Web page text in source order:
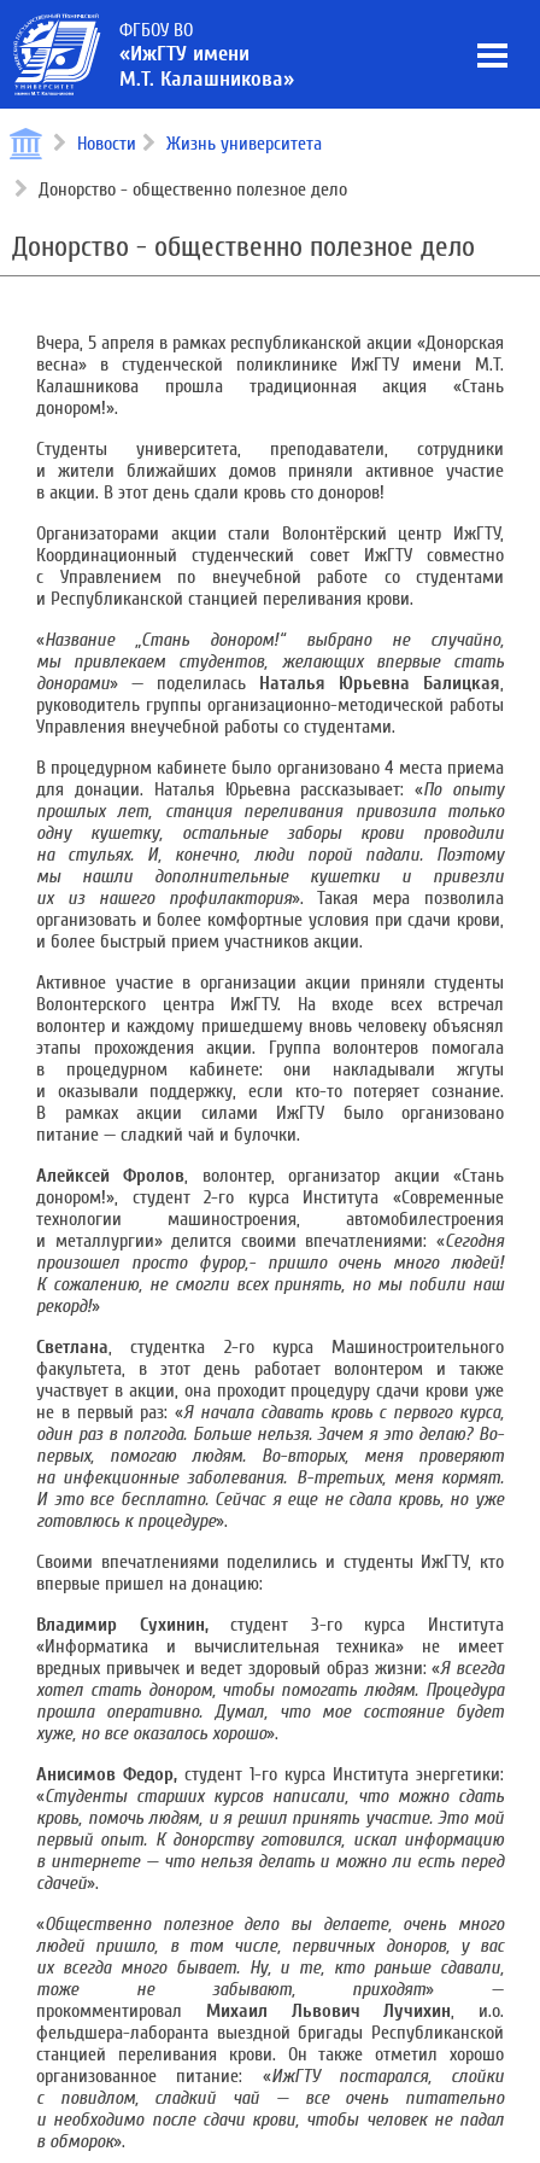
ФГБОУ ВО
«ИжГТУ имени
М.Т. Калашникова»
Новости Жизнь университета
Донорство - общественно полезное дело
Донорство - общественно полезное дело
Вчера, 5 апреля в рамках республиканской акции «Донорская
весна» в студенческой поликлинике ИжГТУ имени М.Т.
Калашникова прошла традиционная акция «Стань
донором!».
Студенты университета, преподаватели, сотрудники
и жители ближайших домов приняли активное участие
в акции. В этот день сдали кровь сто доноров!
Организаторами акции стали Волонтёрский центр ИжГТУ,
Координационный студенческий совет ИжГТУ совместно
с Управлением по внеучебной работе со студентами
и Республиканской станцией переливания крови.
«Название „Стань донором!“ выбрано не случайно,
мы привлекаем студентов, желающих впервые стать
донорами» — поделилась Наталья Юрьевна Балицкая,
руководитель группы организационно-методической работы
Управления внеучебной работы со студентами.
В процедурном кабинете было организовано 4 места приема
для донации. Наталья Юрьевна рассказывает: «По опыту
прошлых лет, станция переливания привозила только
одну кушетку, остальные заборы крови проводили
на стульях. И, конечно, люди порой падали. Поэтому
мы нашли дополнительные кушетки и привезли
их из нашего профилактория». Такая мера позволила
организовать и более комфортные условия при сдачи крови,
и более быстрый прием участников акции.
Активное участие в организации акции приняли студенты
Волонтерского центра ИжГТУ. На входе всех встречал
волонтер и каждому пришедшему вновь человеку объяснял
этапы прохождения акции. Группа волонтеров помогала
в процедурном кабинете: они накладывали жгуты
и оказывали поддержку, если кто-то потеряет сознание.
В рамках акции силами ИжГТУ было организовано
питание — сладкий чай и булочки.
Алейксей
Фролов, волонтер, организатор акции «Стань
донором!», студент 2-го курса Института «Современные
технологии машиностроения, автомобилестроения
и металлургии» делится своими впечатлениями: «Сегодня
произошел просто фурор,- пришло очень много людей!
К сожалению, не смогли всех принять, но мы побили наш
рекорд!»
Светлана, студентка 2-го курса Машиностроительного
факультета, в этот день работает волонтером и также
участвует в акции, она проходит процедуру сдачи крови уже
не в первый раз: «Я начала сдавать кровь с первого курса,
один раз в полгода. Больше нельзя. Зачем я это делаю? Во-
первых, помогаю людям. Во-вторых, меня проверяют
на инфекционные заболевания. В-третьих, меня кормят.
И это все бесплатно. Сейчас я еще не сдала кровь, но уже
готовлюсь к процедуре».
Своими впечатлениями поделились и студенты ИжГТУ, кто
впервые пришел на донацию:
Владимир Сухинин,студент 3-го курса Института
«Информатика и вычислительная техника» не имеет
вредных привычек и ведет здоровый образ жизни: «Я всегда
хотел стать донором, чтобы помогать людям. Процедура
прошла оперативно. Думал, что мое состояние будет
хуже, но все оказалось хорошо».
Анисимов Федор, студент 1-го курса Института энергетики:
«Студенты старших курсов написали, что можно сдать
кровь, помочь людям, и я решил принять участие. Это мой
первый опыт. К донорству готовился, искал информацию
в интернете — что нельзя делать и можно ли есть перед
сдачей».
«Общественно полезное дело вы делаете, очень много
людей пришло, в том числе, первичных доноров, у вас
их всегда много бывает. Ну, и те, кто раньше сдавали,
тоже не забывают, приходят» —
прокомментировал Михаил Львович Лучихин, и.о.
фельдшера-лаборанта выездной бригады Республиканской
станцией переливания крови. Он также отметил хорошо
организованное питание: «ИжГТУ постарался, слойки
с повидлом, сладкий чай — все очень питательно
и необходимо после сдачи крови, чтобы человек не падал
в обморок».